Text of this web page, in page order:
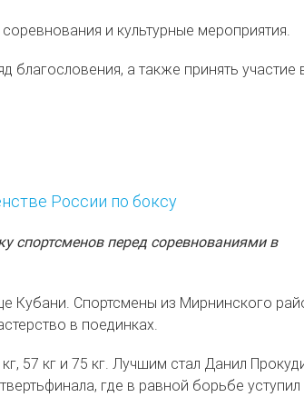
и культурные мероприятия.
а также принять участие
России по боксу
спортсменов перед соревнованиями в
Кубани. Спортсмены из Мирнинского
в поединках.
57 кг и 75 кг. Лучшим стал Данил
где в равной борьбе уступил